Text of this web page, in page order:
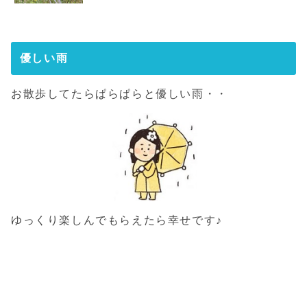
優しい雨
お散歩してたらぱらぱらと優しい雨・・
ゆっくり楽しんでもらえたら幸せです♪